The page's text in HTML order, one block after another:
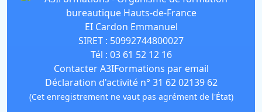
EI Cardon Emmanuel
SIRET : 50992744800027
Tél : 03 61 52 12 16
Contacter A3IFormations par email
Déclaration d'activité n° 31 62 02139 62
(Cet enregistrement ne vaut pas agrément de l'État)